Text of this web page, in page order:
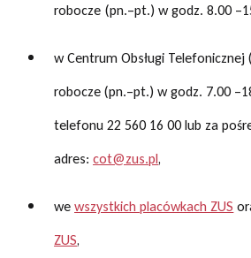
robocze (pn.–pt.) w godz. 8.00
w Centrum Obsługi Telefonicznej
robocze (pn.–pt.) w godz. 7.00
telefonu 22 560 16 00 lub za
adres:cot@zus.pl,
wewszystkich placówkach ZUS
ZUS,